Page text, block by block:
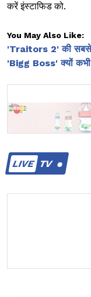
करें इंस्टाफिड को.
You May Also Like:
'Traitors 2' की सबसे
'Bigg Boss' क्यों कभी
LIVETV